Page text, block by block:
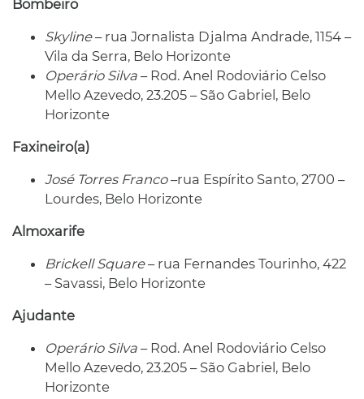
Bombeiro
Skyline– rua Jornalista Djalma Andrade, 1154 –
Vila da Serra, Belo Horizonte
Operário Silva – Rod. Anel Rodoviário Celso
Mello Azevedo, 23.205 – São Gabriel, Belo
Horizonte
Faxineiro(a)
José Torres Franco–rua Espírito Santo, 2700 –
Lourdes, Belo Horizonte
Almoxarife
Brickell Square– rua Fernandes Tourinho, 422
– Savassi, Belo Horizonte
Ajudante
Operário Silva – Rod. Anel Rodoviário Celso
Mello Azevedo, 23.205 – São Gabriel, Belo
Horizonte